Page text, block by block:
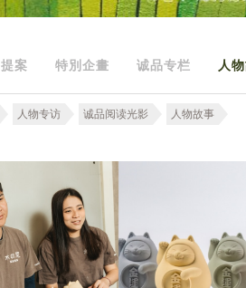
提案 特別企畫 诚品专栏 人
人物专访 诚品阅读光影 人物故事